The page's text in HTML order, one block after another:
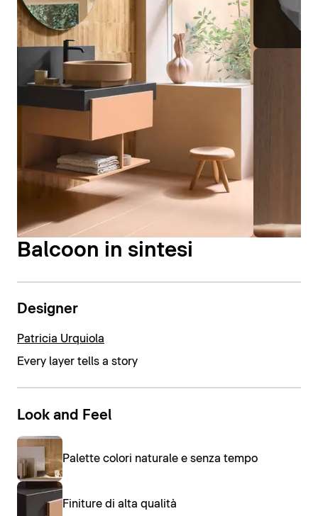
Balcoon in sintesi
Designer
Patricia Urquiola
Every layer tells a story
Look and Feel
Palette colori naturale e senza tempo
Finiture di alta qualità